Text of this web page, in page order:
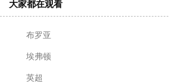
大家都在观看
布罗亚
埃弗顿
英超